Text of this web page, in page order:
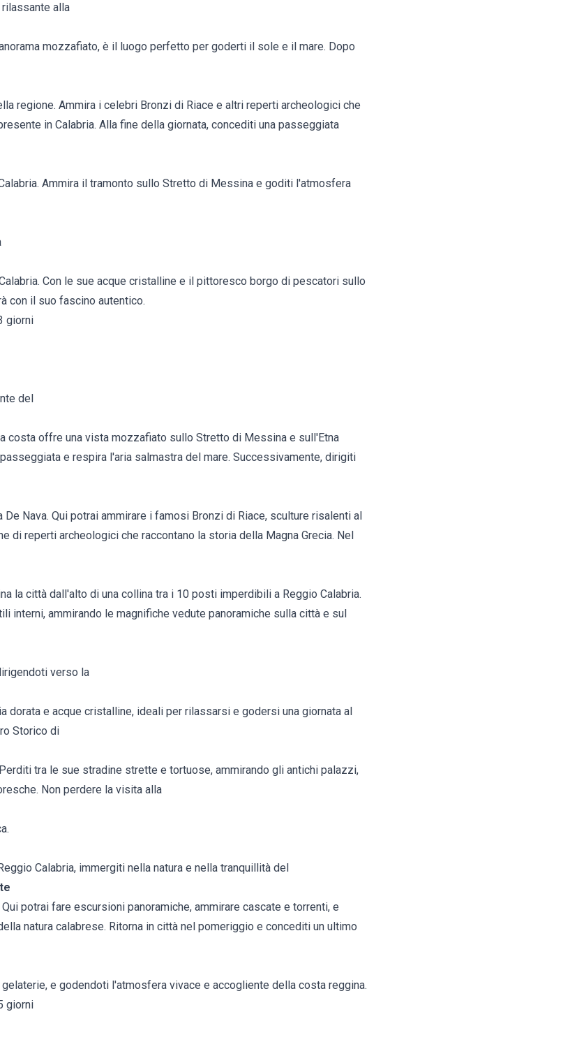
rilassante alla
mozzafiato, è il luogo perfetto per goderti il sole e il mare. Dopo
regione. Ammira i celebri Bronzi di Riace e altri reperti archeologici che
in Calabria. Alla fine della giornata, concediti una passeggiata
Ammira il tramonto sullo Stretto di Messina e goditi l'atmosfera
Con le sue acque cristalline e il pittoresco borgo di pescatori sullo
con il suo fascino autentico.
giorni
del
costa offre una vista mozzafiato sullo Stretto di Messina e sull'Etna
e respira l'aria salmastra del mare. Successivamente, dirigiti
Nava. Qui potrai ammirare i famosi Bronzi di Riace, sculture risalenti al
di reperti archeologici che raccontano la storia della Magna Grecia. Nel
la città dall'alto di una collina tra i 10 posti imperdibili a Reggio Calabria.
interni, ammirando le magnifiche vedute panoramiche sulla città e sul
verso la
dorata e acque cristalline, ideali per rilassarsi e godersi una giornata al
Storico di
tra le sue stradine strette e tortuose, ammirando gli antichi palazzi,
Non perdere la visita alla
Calabria, immergiti nella natura e nella tranquillità del
potrai fare escursioni panoramiche, ammirare cascate e torrenti, e
natura calabrese. Ritorna in città nel pomeriggio e concediti un ultimo
e godendoti l'atmosfera vivace e accogliente della costa reggina.
giorni